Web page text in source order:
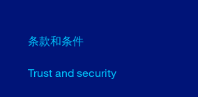
条款和条件
Trust and security